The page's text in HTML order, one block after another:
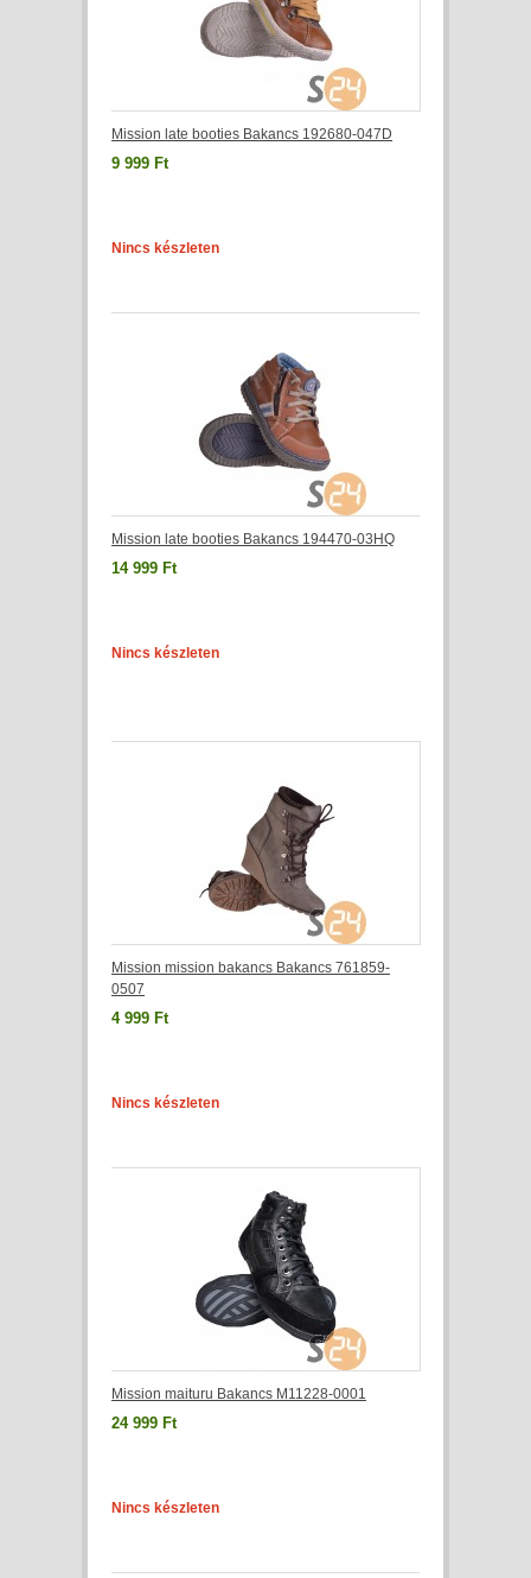
Mission late booties Bakancs 192680-047D
9 999 Ft
Nincs készleten
Mission late booties Bakancs 194470-03HQ
14 999 Ft
Nincs készleten
Mission mission bakancs Bakancs 761859-
0507
4 999 Ft
Nincs készleten
Mission maituru Bakancs M11228-0001
24 999 Ft
Nincs készleten